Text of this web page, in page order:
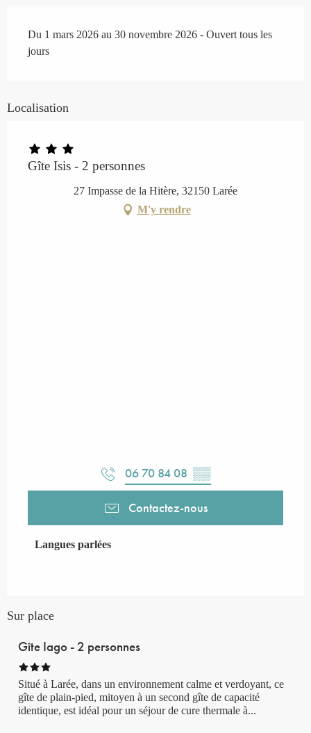
Du 1 mars 2026 au 30 novembre 2026 - Ouvert tous les
jours
Localisation
Gîte Isis - 2 personnes
27 Impasse de la Hitère, 32150 Larée
M'y rendre
06 70 84 08 ▒▒
Contactez-nous
Langues parlées
Langues parlées
Sur place
Gîte Iago - 2 personnes
Situé à Larée, dans un environnement calme et verdoyant, ce
gîte de plain-pied, mitoyen à un second gîte de capacité
identique, est idéal pour un séjour de cure thermale à...